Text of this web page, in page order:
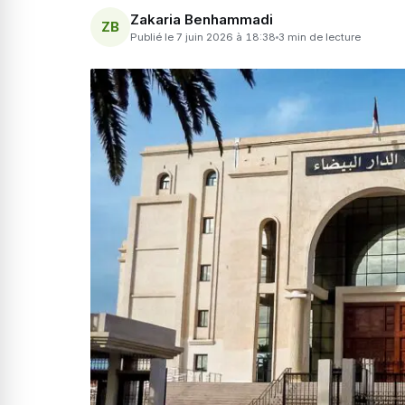
ZB Zakaria Benhammadi
Publié le 7 juin 2026 à 18:38 3 min de lecture